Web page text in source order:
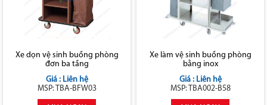
Xe dọn vệ sinh buồng phòng
đơn ba tầng
Giá : Liên hệ
MSP: TBA-BFW03
Xe làm vệ sinh buồng phòng
bằng inox
Giá : Liên hệ
MSP: TBA002-B58